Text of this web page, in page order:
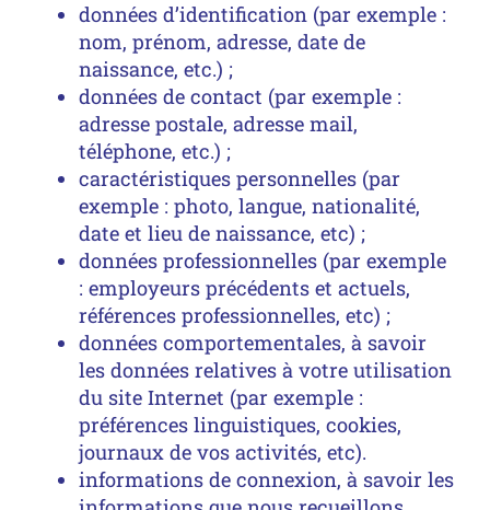
données d’identification (par exemple :
nom, prénom, adresse, date de
naissance, etc.) ;
données de contact (par exemple :
adresse postale, adresse mail,
téléphone, etc.) ;
caractéristiques personnelles (par
exemple : photo, langue, nationalité,
date et lieu de naissance, etc) ;
données professionnelles (par exemple
: employeurs précédents et actuels,
références professionnelles, etc) ;
données comportementales, à savoir
les données relatives à votre utilisation
du site Internet (par exemple :
préférences linguistiques, cookies,
journaux de vos activités, etc).
informations de connexion, à savoir les